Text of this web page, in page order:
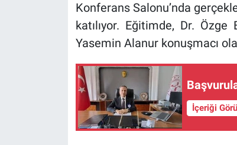
Konferans Salonu’nda
katılıyor. Eğitimde, Dr.
Yasemin Alanur konuşmacı
İçeriği